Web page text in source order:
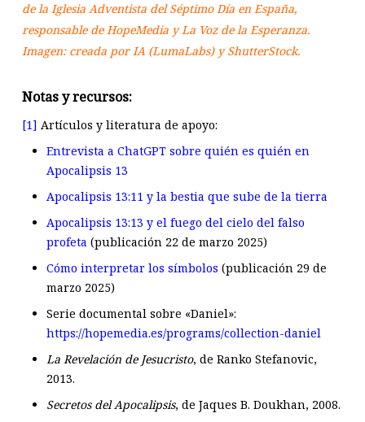
de la Iglesia Adventista del Séptimo Día en España,
responsable de HopeMedia y La Voz de la Esperanza.
Imagen: creada por IA (LumaLabs) y ShutterStock.
Notas y recursos:
[1] Artículos y literatura de apoyo:
Entrevista a ChatGPT sobre quién es quién en
Apocalipsis 13
Apocalipsis 13:11 y la bestia que sube de la tierra
Apocalipsis 13:13 y el fuego del cielo del falso
profeta (publicación 22 de marzo 2025)
Cómo interpretar los símbolos (publicación 29 de
marzo 2025)
Serie documental sobre «Daniel»:
https://hopemedia.es/programs/collection-daniel
La Revelación de Jesucristo, de Ranko Stefanovic,
2013.
Secretos del Apocalipsis, de Jaques B. Doukhan, 2008.